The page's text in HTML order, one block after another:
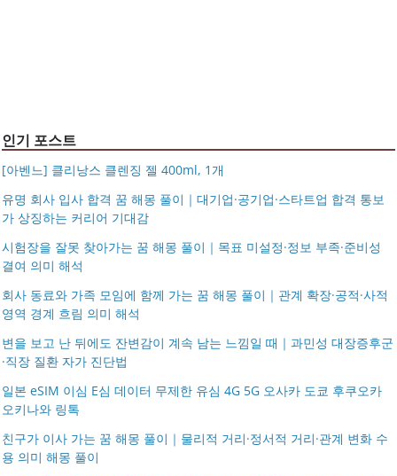
인기 포스트
[아벤느] 클리낭스 클렌징 젤 400ml, 1개
유명 회사 입사 합격 꿈 해몽 풀이｜대기업·공기업·스타트업 합격 통보
가 상징하는 커리어 기대감
시험장을 잘못 찾아가는 꿈 해몽 풀이｜목표 미설정·정보 부족·준비성
결여 의미 해석
회사 동료와 가족 모임에 함께 가는 꿈 해몽 풀이｜관계 확장·공적·사적
영역 경계 흐림 의미 해석
변을 보고 난 뒤에도 잔변감이 계속 남는 느낌일 때｜과민성 대장증후군
·직장 질환 자가 진단법
일본 eSIM 이심 E심 데이터 무제한 유심 4G 5G 오사카 도쿄 후쿠오카
오키나와 링톡
친구가 이사 가는 꿈 해몽 풀이｜물리적 거리·정서적 거리·관계 변화 수
용 의미 해몽 풀이